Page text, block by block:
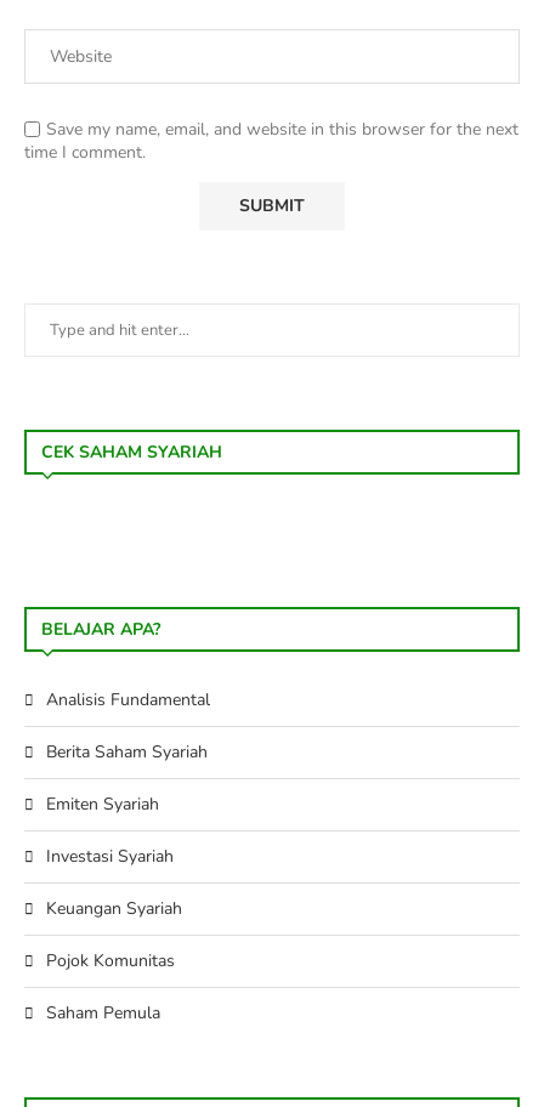
Save my name, email, and website in this browser for the next
time I comment.
CEK SAHAM SYARIAH
BELAJAR APA?
Analisis Fundamental
Berita Saham Syariah
Emiten Syariah
Investasi Syariah
Keuangan Syariah
Pojok Komunitas
Saham Pemula